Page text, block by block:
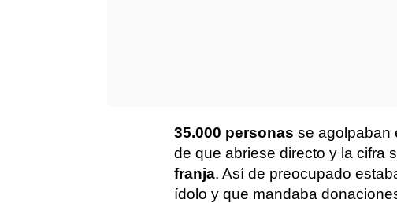
35.000 personas se agolpaban
de que abriese directo y la cifra
franja. Así de preocupado
ídolo y que mandaba